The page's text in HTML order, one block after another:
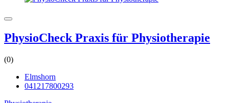
PhysioCheck Praxis für Physiotherapie
(0)
Elmshorn
041217800293